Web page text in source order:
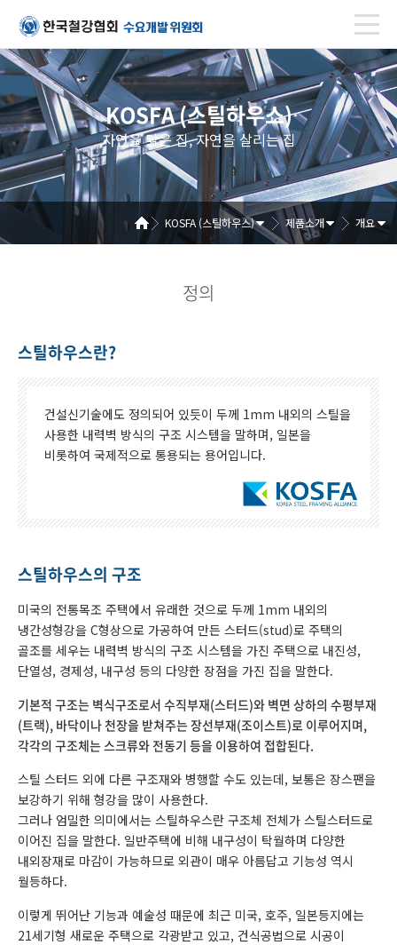
KOSFA (스틸하우스)
자연을 닮은 집, 자연을 살리는 집
KOSFA (스틸하우스) 제품소개 개요
정의
스틸하우스란?
건설신기술에도 정의되어 있듯이 두께 1mm 내외의 스틸을
사용한 내력벽 방식의 구조 시스템을 말하며, 일본을
비롯하여 국제적으로 통용되는 용어입니다.
스틸하우스의 구조
미국의 전통목조 주택에서 유래한 것으로 두께 1mm 내외의
냉간성형강을 C형상으로 가공하여 만든 스터드(stud)로 주택의
골조를 세우는 내력벽 방식의 구조 시스템을 가진 주택으로 내진성,
단열성, 경제성, 내구성 등의 다양한 장점을 가진 집을 말한다.
기본적 구조는 벽식구조로서 수직부재(스터드)와 벽면 상하의 수평부재
(트랙), 바닥이나 천장을 받쳐주는 장선부재(조이스트)로 이루어지며,
각각의 구조체는 스크류와 전동기 등을 이용하여 접합된다.
스틸 스터드 외에 다른 구조재와 병행할 수도 있는데, 보통은 장스팬을
보강하기 위해 형강을 많이 사용한다.
그러나 엄밀한 의미에서는 스틸하우스란 구조체 전체가 스틸스터드로
이어진 집을 말한다. 일반주택에 비해 내구성이 탁월하며 다양한
내외장재로 마감이 가능하므로 외관이 매우 아름답고 기능성 역시
월등하다.
이렇게 뛰어난 기능과 예술성 때문에 최근 미국, 호주, 일본등지에는
21세기형 새로운 주택으로 각광받고 있고, 건식공법으로 시공이